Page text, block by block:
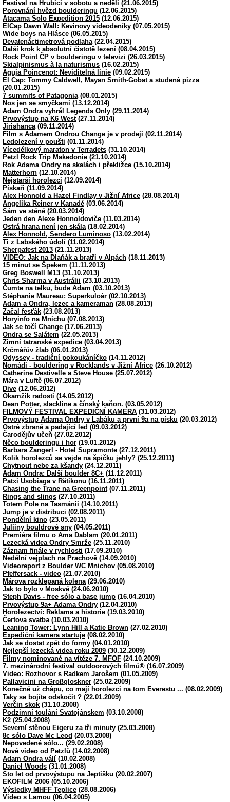
Festival na Hrubici v sobotu a neděli (21.06.2015)
Porovnání hvězd boulderingu (12.06.2015)
Atacama Solo Expedition 2015 (12.06.2015)
ElCap Dawn Wall: Kevinovy videodeníky (07.05.2015)
Wide boys na Hlásce (06.05.2015)
Devatenáctimetrová podlaha(22.04.2015)
Další krok k absolutní čistotě lezení (08.04.2015)
Rock Point ČP v boulderingu v televizi (26.03.2015)
Skialpinismus à la naturismus (16.02.2015)
Aguja Poincenot: Neviditelná linie (09.02.2015)
El Cap: Tommy Caldwell, Mayan Smith-Gobat a studená pizza
(20.01.2015)
7 summits of Patagonia(08.01.2015)
Nos jen se smyčkami (13.12.2014)
Adam Ondra vyhrál Legends Only (29.11.2014)
Prvovýstup na K6 West(27.11.2014)
Jirishanca(09.11.2014)
Film s Adamem Ondrou Change je v prodeji (02.11.2014)
Ledolezení v poušti (01.11.2014)
Vícedélkový maraton v Terradets (31.10.2014)
Petzl Rock Trip Makedonie (21.10.2014)
Rok Adama Ondry na skalách i překližce (15.10.2014)
Matterhorn (12.10.2014)
Nejstarší horolezci (12.09.2014)
Pískaři (11.09.2014)
Alex Honnold a Hazel Findlay v Jižní Africe (28.08.2014)
Angelika Reiner v Kanadě (03.06.2014)
Sám ve stěně (20.03.2014)
Jeden den Alexe Honnoldoviče (11.03.2014)
Ostrá hrana není jen skála(18.02.2014)
Alex Honnold, Sendero Luminoso (13.02.2014)
Ti z Labského údolí (11.02.2014)
Sherpafest 2013 (21.11.2013)
VIDEO: Jak na Dlaňák a bratři v Alpách (18.11.2013)
15 minut se Špekem (11.11.2013)
Greg Boswell M13 (31.10.2013)
Chris Sharma v Austrálii (23.10.2013)
Čumte na telku, bude Adam (03.10.2013)
Stéphanie Maureau: Superkuloár (02.10.2013)
Adam a Ondra, lezec a kameraman (28.08.2013)
Začal fesťák (23.08.2013)
Horyinfo na Mnichu (07.08.2013)
Jak se točí Change (17.06.2013)
Ondra se Salátem (22.05.2013)
Zimní tatranské expedice (03.04.2013)
Krčmářův žlab (06.01.2013)
Odyssey - tradiční pokoukáníčko (14.11.2012)
Nomádi - bouldering v Rocklands v Jižní Africe (26.10.2012)
Catherine Destivelle a Steve House (25.07.2012)
Mára v Luftě (06.07.2012)
Dive (12.06.2012)
Okamžik radosti (14.05.2012)
Dean Potter, slackline a čínský kaňon. (03.05.2012)
FILMOVÝ FESTIVAL EXPEDIČNÍ KAMERA (31.03.2012)
Prvovýstup Adama Ondry v Labáku a první 9a na písku (20.03.2012)
Ostré zbraně a padající led (09.03.2012)
Čarodějův učeň (27.02.2012)
Něco boulderingu i hor (19.01.2012)
Barbara Zangerl - Hotel Supramonte (27.12.2011)
Kolik horolezců se vejde na špičku jehly? (25.12.2011)
Chytnout nebe za kšandy (24.12.2011)
Adam Ondra: Další boulder 8C+ (11.12.2011)
Patxi Usobiaga v Rätikonu (16.11.2011)
Chasing the Trane na Greenpoint(07.11.2011)
Rings and slings (27.10.2011)
Totem Pole na Tasmánii (14.10.2011)
Jump je v distribuci (02.08.2011)
Pondělní kino (23.05.2011)
Juliiny bouldrové sny (04.05.2011)
Premiéra filmu o Ama Dablam (20.01.2011)
Lezecká videa Ondry Smrže (25.11.2010)
Záznam finále v rychlosti (17.09.2010)
Nedělní vejplach na Prachově (14.09.2010)
Videoreport z Boulder WC Mnichov (05.08.2010)
Pfeffersack - video (21.07.2010)
Márova rozklepaná kolena(29.06.2010)
Jak to bylo v Moskvě (24.06.2010)
Steph Davis - free sólo a base jump (16.04.2010)
Prvovýstup 9a+ Adama Ondry (12.04.2010)
Horolezectví: Reklama a historie (19.03.2010)
Čertova svatba(10.03.2010)
Leaning Tower: Lynn Hill a Katie Brown (27.02.2010)
Expediční kamera startuje (08.02.2010)
Jak se dostat zpět do formy (04.01.2010)
Nejlepší lezecká videa roku 2009 (30.12.2009)
Filmy nominované na vítěze 7. MFOF (24.10.2009)
7. mezinárodní festival outdoorových filmů® (16.07.2009)
Video: Rozhovor s Radkem Jarošem (01.05.2009)
Pallavicini na Großgloskner (25.02.2009)
Konečně už chápu, co mají horolezci na tom Everestu ... (08.02.2009)
Taky se bojíte odskočit ? (22.01.2009)
Verčin skok (31.10.2008)
Podzimní toulání Svatojánskem (03.10.2008)
K2 (25.04.2008)
Severní stěnou Eigeru za tři minuty (25.03.2008)
8c sólo Dave Mc Leod (20.03.2008)
Nepovedené sólo... (29.02.2008)
Nové video od Petzlů (14.02.2008)
Adam Ondra válí (10.02.2008)
Daniel Woods (31.01.2008)
Sto let od prvovýstupu na Jeptišku (20.02.2007)
EKOFILM 2006 (05.10.2006)
Výsledky MHFF Teplice (28.08.2006)
Video s Lamou (06.04.2005)